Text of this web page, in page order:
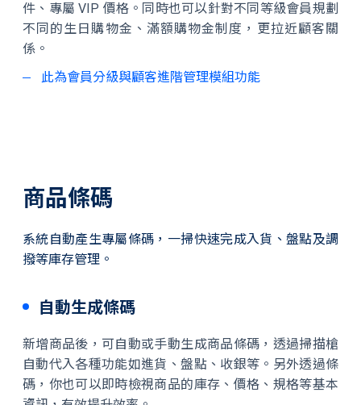
件、專屬 VIP 價格。同時也可以針對不同等級會員規劃
不同的生日購物金、滿額購物金制度，更拉近顧客關
係。
此為會員分級與顧客進階管理模組功能
商品條碼
系統自動產生專屬條碼，一掃快速完成入貨、盤點及調
撥等庫存管理。
自動生成條碼
新增商品後，可自動或手動生成商品條碼，透過掃描槍
自動代入各種功能如進貨、盤點、收銀等。另外透過條
碼，你也可以即時檢視商品的庫存、價格、規格等基本